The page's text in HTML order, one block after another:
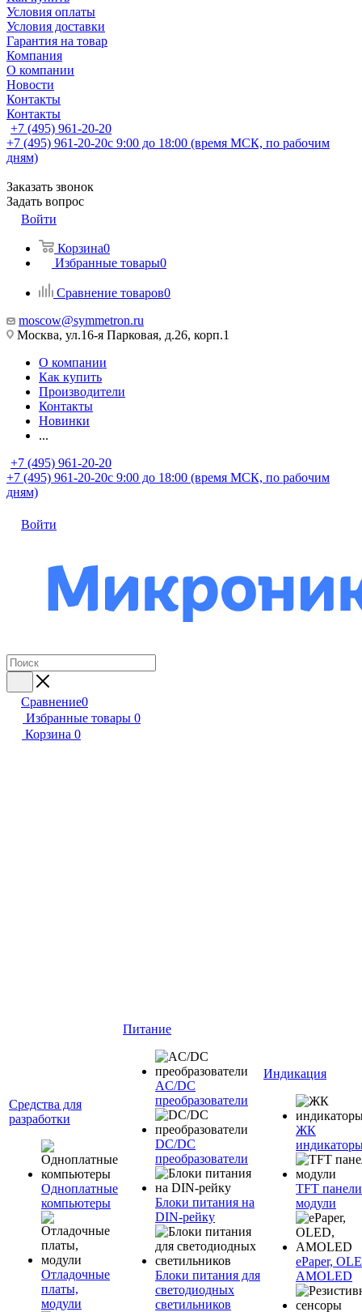
Условия оплаты
Условия доставки
Гарантия на товар
Компания
О компании
Новости
Контакты
Контакты
+7 (495) 961-20-20
+7 (495) 961-20-20с 9:00 до 18:00 (время МСК, по рабочим
дням)
Заказать звонок
Задать вопрос
Войти
Корзина0
Избранные товары0
Сравнение товаров0
moscow@symmetron.ru
Москва, ул.16-я Парковая, д.26, корп.1
О компании
Как купить
Производители
Контакты
Новинки
...
+7 (495) 961-20-20
+7 (495) 961-20-20с 9:00 до 18:00 (время МСК, по рабочим
дням)
Войти
Сравнение0
Избранные товары 0
Корзина 0
Средства для
разработки
Одноплатные
компьютеры
Отладочные
платы,
модули
Питание
AC/DC
преобразователи
DC/DC
преобразователи
Блоки питания на
DIN-рейку
Блоки питания для
светодиодных
светильников
Индикация
ЖК
TFT
модули
ePaper,
AMOLED